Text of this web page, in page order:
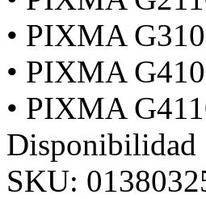
• PIXMA
• PIXMA
• PIXMA
Disponibilidad
SKU: